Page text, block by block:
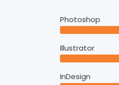
Photoshop
Illustrator
InDesign